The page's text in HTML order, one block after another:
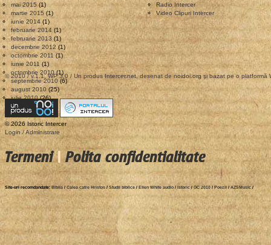
mai 2015(1)
martie 2015(1)
iunie 2014 (1)
februarie 2014 (1)
februarie 2013 (1)
decembrie 2012(1)
octombrie 2011 (1)
iunie 2011 (1)
octombrie 2010 (1)
septembrie 2010(6)
august 2010 (25)
iulie 2010(26)
Radio Intercer
Video Clipuri Intercer
© 2010 / v.1.1, WP 3.0 / Un produsIntercer.net, desenat denoidoi.org şi bazat pe o platformă
© 2026 Istoric Intercer
Login / Administrare
Termeni|Polita confidentialitate
Site-uri recomdandate: Biblia / Calea catre Hristos / Studii biblice / Ellen White audio / Istoric / GC 2010 / Poezii / AZSMusic /